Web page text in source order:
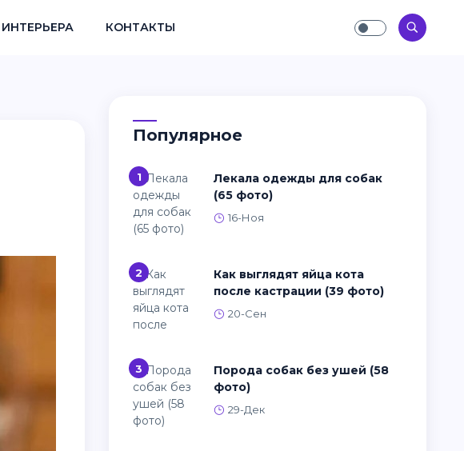
КОНТАКТЫ
Популярное
1
Лекала одежды для собак
(65 фото)
16-Ноя
2
Как выглядят яйца кота
после кастрации (39 фото)
20-Сен
3
Порода собак без ушей (58
фото)
29-Дек